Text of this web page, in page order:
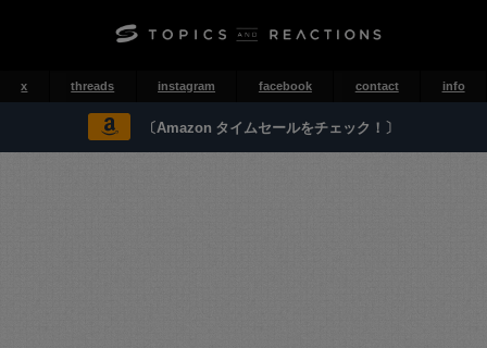
x threads instagram facebook contact info
〔Amazon タイムセールをチェック！〕